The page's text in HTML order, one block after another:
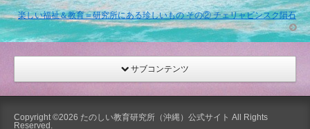
楽しい福祉＆教育＝研究所にある珍しいもの その② チェリャビンスク隕石
サブコンテンツ
Copyright ©2026 たのしい教育研究所（沖縄）公式サイト All Rights
Reserved.